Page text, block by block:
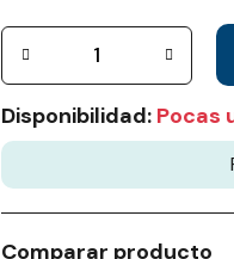
Disponibilidad: Pocas
Comparar producto